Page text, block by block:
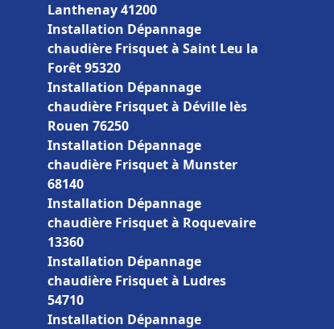
Lanthenay 41200
Installation Dépannage
chaudière Frisquet à Saint Leu la
Forêt 95320
Installation Dépannage
chaudière Frisquet à Déville lès
Rouen 76250
Installation Dépannage
chaudière Frisquet à Munster
68140
Installation Dépannage
chaudière Frisquet à Roquevaire
13360
Installation Dépannage
chaudière Frisquet à Ludres
54710
Installation Dépannage